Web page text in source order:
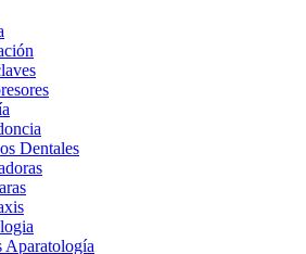
Dentales
Aparatología